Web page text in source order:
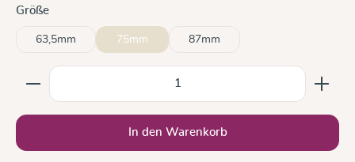
Größeauswählen
63,5mm 75mm 87mm
Produkt Anzahl: Gib den gewünschten Wert ein
In den Warenkorb